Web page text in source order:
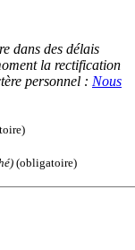
dans des délais
la rectification
personnel : Nous
(obligatoire)